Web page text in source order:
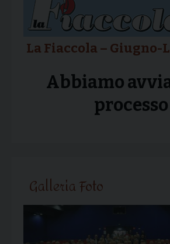
La Fiaccola – Giugno-
Abbiamo
processo
Galleria Foto